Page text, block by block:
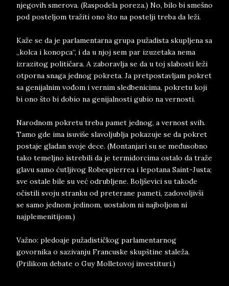
njegovih smerova. (Raspodela poreza.) No, bilo bi smešno
pod posteljom tražiti ono što na postelji treba da leži.
Kaže se da je parlamentarna grupa pužadista skupljena sa
„kolca i konopca“, i da u njoj sem par izuzetaka nema
izrazitog političara. A zaboravlja se da u toj slabosti leži
otporna snaga jednog pokreta. Ja pretpostavljam pokret
sa genijalnim vođom i vernim sledbenicima, pokretu koji
bi ono što bi dobio na genijalnosti gubio na vernosti.
Narodnom pokretu treba pamet jednog, a vernost svih.
Tamo gde ima isuviše slavoljublja pokazuje se da pokret
postaje gladan svoje dece. (Montanjari su se međusobno
tako temeljno istrebili da je termidorcima ostalo da traže
glavu samo ćutljivog Robespierrea i lepotana Saint-Justa;
sve ostale bile su već odrubljene. Boljševici su takođe
očistili svoju stranku od preterane pameti, zadovoljivši
se samo jednom jedinom, uostalom ni najboljom ni
najplemenitijom.)
Važno: pledoaje pužadističkog parlamentarnog
govornika o sazivanju Francuske skupštine staleža.
(Prilikom debate o Guy Molletovoj investituri.)